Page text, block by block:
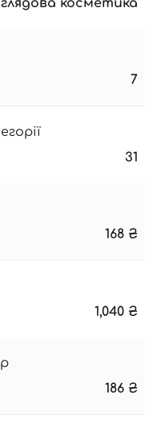
косметика
7
31
168 ₴
1,040 ₴
186 ₴